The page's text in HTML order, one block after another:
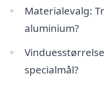
Materialevalg:
aluminium?
specialmål?